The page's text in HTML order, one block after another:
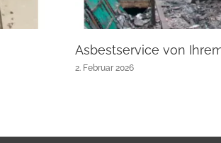
Asbestservice von
2. Februar 2026